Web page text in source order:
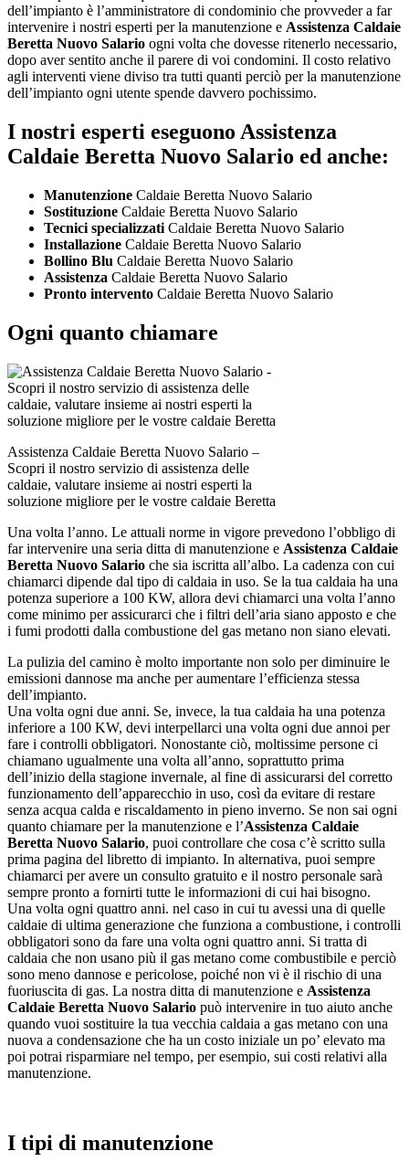
dell’impianto è l’amministratore di condominio che provveder a far
intervenire i nostri esperti per la manutenzione e Assistenza Caldaie
Beretta Nuovo Salario ogni volta che dovesse ritenerlo necessario,
dopo aver sentito anche il parere di voi condomini. Il costo relativo
agli interventi viene diviso tra tutti quanti perciò per la manutenzione
dell’impianto ogni utente spende davvero pochissimo.
I nostri esperti eseguono Assistenza
Caldaie Beretta Nuovo Salario ed anche:
Manutenzione Caldaie Beretta Nuovo Salario
Sostituzione Caldaie Beretta Nuovo Salario
Tecnici specializzati Caldaie Beretta Nuovo Salario
Installazione Caldaie Beretta Nuovo Salario
Bollino Blu Caldaie Beretta Nuovo Salario
Assistenza Caldaie Beretta Nuovo Salario
Pronto intervento Caldaie Beretta Nuovo Salario
Ogni quanto chiamare
Assistenza Caldaie Beretta Nuovo Salario –
Scopri il nostro servizio di assistenza delle
caldaie, valutare insieme ai nostri esperti la
soluzione migliore per le vostre caldaie Beretta
Una volta l’anno. Le attuali norme in vigore prevedono l’obbligo di
far intervenire una seria ditta di manutenzione e Assistenza Caldaie
Beretta Nuovo Salario che sia iscritta all’albo. La cadenza con cui
chiamarci dipende dal tipo di caldaia in uso. Se la tua caldaia ha una
potenza superiore a 100 KW, allora devi chiamarci una volta l’anno
come minimo per assicurarci che i filtri dell’aria siano apposto e che
i fumi prodotti dalla combustione del gas metano non siano elevati.
La pulizia del camino è molto importante non solo per diminuire le
emissioni dannose ma anche per aumentare l’efficienza stessa
dell’impianto.
Una volta ogni due anni. Se, invece, la tua caldaia ha una potenza
inferiore a 100 KW, devi interpellarci una volta ogni due annoi per
fare i controlli obbligatori. Nonostante ciò, moltissime persone ci
chiamano ugualmente una volta all’anno, soprattutto prima
dell’inizio della stagione invernale, al fine di assicurarsi del corretto
funzionamento dell’apparecchio in uso, così da evitare di restare
senza acqua calda e riscaldamento in pieno inverno. Se non sai ogni
quanto chiamare per la manutenzione e l’Assistenza Caldaie
Beretta Nuovo Salario, puoi controllare che cosa c’è scritto sulla
prima pagina del libretto di impianto. In alternativa, puoi sempre
chiamarci per avere un consulto gratuito e il nostro personale sarà
sempre pronto a fornirti tutte le informazioni di cui hai bisogno.
Una volta ogni quattro anni. nel caso in cui tu avessi una di quelle
caldaie di ultima generazione che funziona a combustione, i controlli
obbligatori sono da fare una volta ogni quattro anni. Si tratta di
caldaia che non usano più il gas metano come combustibile e perciò
sono meno dannose e pericolose, poiché non vi è il rischio di una
fuoriuscita di gas. La nostra ditta di manutenzione e Assistenza
Caldaie Beretta Nuovo Salario può intervenire in tuo aiuto anche
quando vuoi sostituire la tua vecchia caldaia a gas metano con una
nuova a condensazione che ha un costo iniziale un po’ elevato ma
poi potrai risparmiare nel tempo, per esempio, sui costi relativi alla
manutenzione.
I tipi di manutenzione